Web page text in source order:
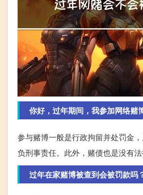
你好，过年期间，我参加网络赌
参与赌博一般是行政拘留并处罚金
负刑事责任。此外，赌债也是没有
过年在家赌博被查到会被罚款吗